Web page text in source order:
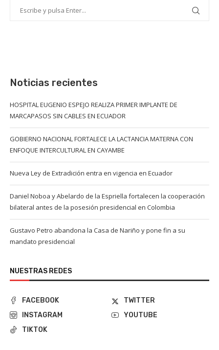
Noticias recientes
HOSPITAL EUGENIO ESPEJO REALIZA PRIMER IMPLANTE DE
MARCAPASOS SIN CABLES EN ECUADOR
GOBIERNO NACIONAL FORTALECE LA LACTANCIA MATERNA CON
ENFOQUE INTERCULTURAL EN CAYAMBE
Nueva Ley de Extradición entra en vigencia en Ecuador
Daniel Noboa y Abelardo de la Espriella fortalecen la cooperación
bilateral antes de la posesión presidencial en Colombia
Gustavo Petro abandona la Casa de Nariño y pone fin a su
mandato presidencial
NUESTRAS REDES
FACEBOOK
TWITTER
INSTAGRAM
YOUTUBE
TIKTOK